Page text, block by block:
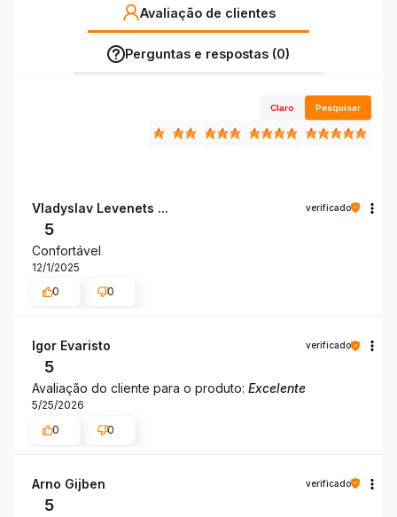
Avaliação de clientes
Perguntas e respostas (0)
Claro Pesquisar
Vladyslav Levenets ... verificado
5
Confortável
12/1/2025
0
0
Igor Evaristo verificado
5
Avaliação do cliente para o produto: Excelente
5/25/2026
0
0
Arno Gijben verificado
5